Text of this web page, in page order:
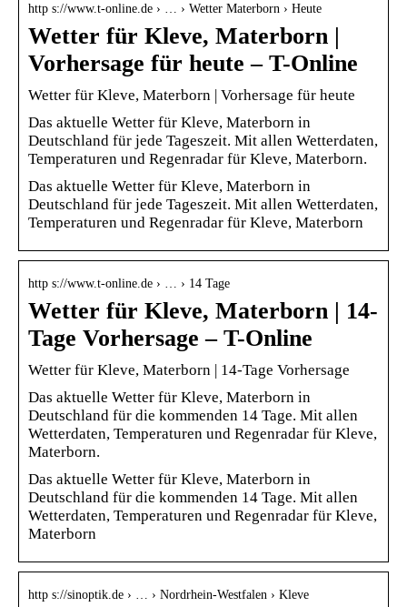
http s://www.t-online.de › … › Wetter Materborn › Heute
Wetter für Kleve, Materborn |
Vorhersage für heute – T-Online
Wetter für Kleve, Materborn | Vorhersage für heute
Das aktuelle Wetter für Kleve, Materborn in
Deutschland für jede Tageszeit. Mit allen Wetterdaten,
Temperaturen und Regenradar für Kleve, Materborn.
Das aktuelle Wetter für Kleve, Materborn in
Deutschland für jede Tageszeit. Mit allen Wetterdaten,
Temperaturen und Regenradar für Kleve, Materborn
http s://www.t-online.de › … › 14 Tage
Wetter für Kleve, Materborn | 14-
Tage Vorhersage – T-Online
Wetter für Kleve, Materborn | 14-Tage Vorhersage
Das aktuelle Wetter für Kleve, Materborn in
Deutschland für die kommenden 14 Tage. Mit allen
Wetterdaten, Temperaturen und Regenradar für Kleve,
Materborn.
Das aktuelle Wetter für Kleve, Materborn in
Deutschland für die kommenden 14 Tage. Mit allen
Wetterdaten, Temperaturen und Regenradar für Kleve,
Materborn
http s://sinoptik.de › … › Nordrhein-Westfalen › Kleve